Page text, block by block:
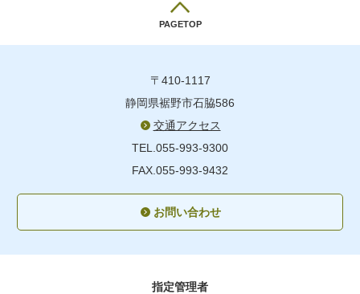
PAGETOP
〒410-1117
静岡県裾野市石脇586
交通アクセス
TEL.055-993-9300
FAX.055-993-9432
お問い合わせ
指定管理者